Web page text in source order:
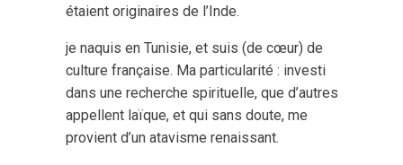
étaient originaires de l’Inde.
je naquis en Tunisie, et suis (de cœur) de
culture française. Ma particularité : investi
dans une recherche spirituelle, que d’autres
appellent laïque, et qui sans doute, me
provient d’un atavisme renaissant.